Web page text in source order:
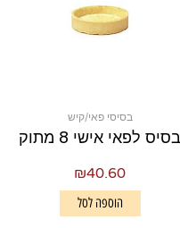
בסיסי פאי/קיש
בסיס לפאי אישי 8 מתוק
₪40.60
הוספה לסל